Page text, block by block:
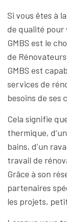
Si vous êtes à
de qualité pour
GMBS est le
de
GMBS est
services de
besoins de ses
Cela signifie
thermique,
bains, d’un
travail de
Grâce à son
partenaires
les projets,